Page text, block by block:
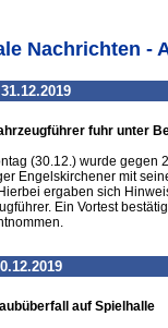
Nachrichten -
fuhr unter
(30.12.) wurde gegen
Engelskirchener mit
ergaben sich
Ein Vortest
auf Spielhalle